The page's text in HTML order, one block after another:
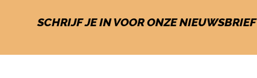
SCHRIJF JE IN VOOR ONZE NIEUWSBRIEF